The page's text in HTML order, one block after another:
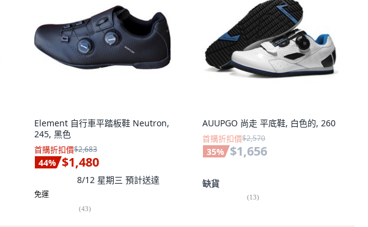
Element 自行車平踏板鞋 Neutron,
245, 黑色
首購折扣價$2,683
44% $1,480
8/12 星期三 預計送達
免運
(43)
AUUPGO 尚走 平底鞋, 白色的, 260
首購折扣價$2,570
35% $1,656
缺貨
(13)